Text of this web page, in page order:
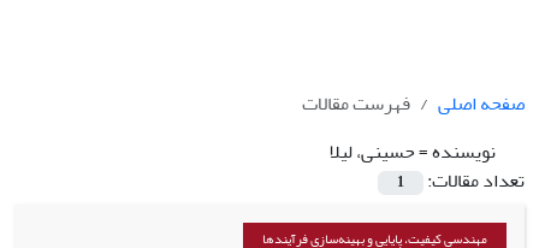
صفحه اصلی
فهرست مقالات
نویسنده =حسینی، لیلا
تعداد مقالات:
1
مهندسی کیفیت، پایایی و بهینه‌سازی فرآیندها